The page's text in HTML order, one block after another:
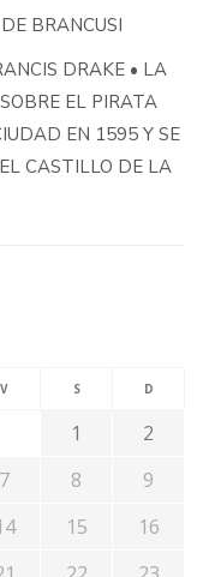
BRANCUSI
DRAKE • LA
EL PIRATA
EN 1595 Y SE
CASTILLO DE LA
V S D
1
2
7 8
9
15
16